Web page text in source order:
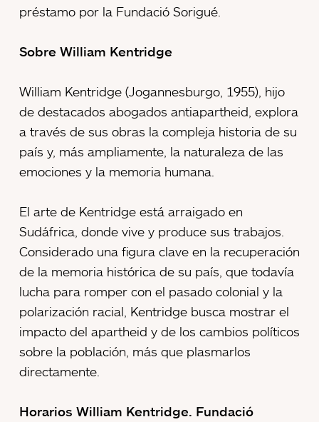
préstamo por la Fundació Sorigué.
Sobre William Kentridge
William Kentridge (Jogannesburgo, 1955), hijo
de destacados abogados antiapartheid, explora
a través de sus obras la compleja historia de su
país y, más ampliamente, la naturaleza de las
emociones y la memoria humana.
El arte de Kentridge está arraigado en
Sudáfrica, donde vive y produce sus trabajos.
Considerado una figura clave en la recuperación
de la memoria histórica de su país, que todavía
lucha para romper con el pasado colonial y la
polarización racial, Kentridge busca mostrar el
impacto del apartheid y de los cambios políticos
sobre la población, más que plasmarlos
directamente.
Horarios William Kentridge. Fundació